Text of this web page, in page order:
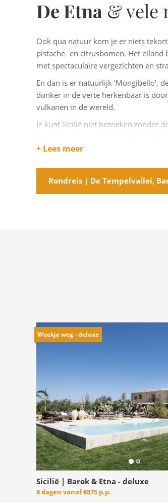
De Etna & vele
Ook qua natuur kom je er niets
pistache- en citrusbomen. Het
met spectaculaire vergezichten en
En dan is er natuurlijk ‘Mongibello’,
donker in de verte herkenbaar is
vulkanen in de wereld.
Je kunt Sicilië niet bezoeken zonder
ligt en waar de typische zwavelgeur
+ Lees meer
Rondreis | De Tempelvallei,
Weekje weg - deluxe
Sicilië | Barok & Etna - deluxe
8 dagen vanaf€875 p.p.